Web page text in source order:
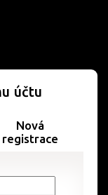
účtu
Nová
registrace